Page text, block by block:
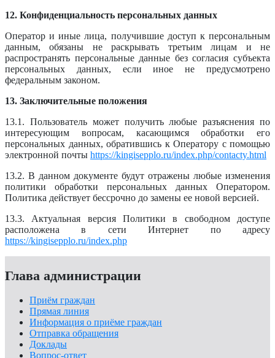
12. Конфиденциальность персональных данных
Оператор и иные лица, получившие доступ к персональным
данным, обязаны не раскрывать третьим лицам и не
распространять персональные данные без согласия субъекта
персональных данных, если иное не предусмотрено
федеральным законом.
13. Заключительные положения
13.1. Пользователь может получить любые разъяснения по
интересующим вопросам, касающимся обработки его
персональных данных, обратившись к Оператору с помощью
электронной почты https://kingisepplo.ru/index.php/contacty.html
13.2. В данном документе будут отражены любые изменения
политики обработки персональных данных Оператором.
Политика действует бессрочно до замены ее новой версией.
13.3. Актуальная версия Политики в свободном доступе
расположена в сети Интернет по адресу
https://kingisepplo.ru/index.php
Глава администрации
Приём граждан
Прямая линия
Информация о приёме граждан
Отправка обращения
Доклады
Вопрос-ответ